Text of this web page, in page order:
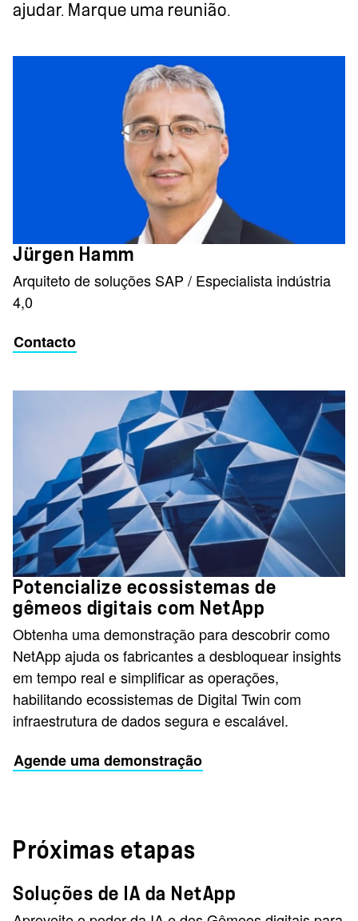
ajudar. Marque uma reunião.
Jürgen Hamm
Arquiteto de soluções SAP / Especialista indústria
4,0
Contacto
Potencialize ecossistemas de
gêmeos digitais com NetApp
Obtenha uma demonstração para descobrir como
NetApp ajuda os fabricantes a desbloquear insights
em tempo real e simplificar as operações,
habilitando ecossistemas de Digital Twin com
infraestrutura de dados segura e escalável.
Agende uma demonstração
Próximas etapas
Soluções de IA da NetApp